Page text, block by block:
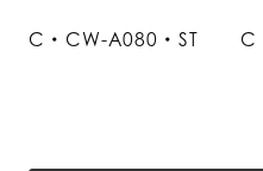
C・CW-A080・ST C